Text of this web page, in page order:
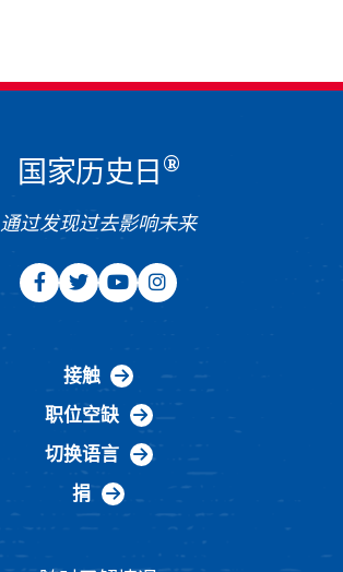
国家历史日 ®
通过发现过去影响未来
接触
职位空缺
切换语言
捐